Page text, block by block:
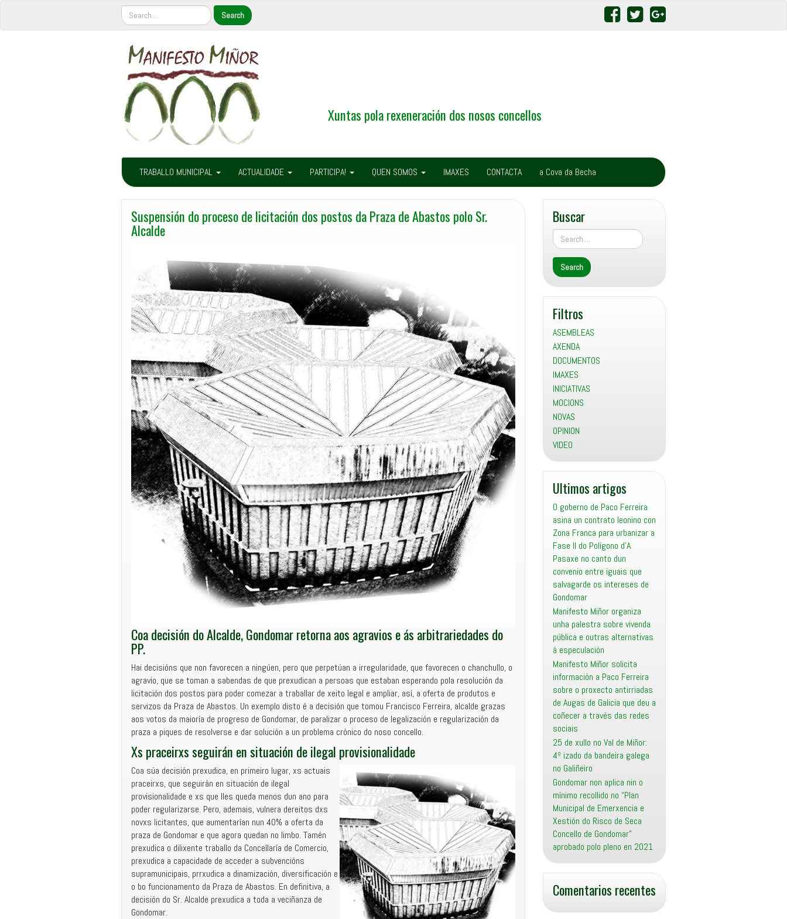
Xuntas pola rexeneración dos nosos concellos
TRABALLO MUNICIPAL ACTUALIDADE PARTICIPA! QUEN SOMOS IMAXES CONTACTA a Cova da Becha
Suspensión do proceso de licitación dos postos da Praza de Abastos polo Sr.
Alcalde
Coa decisión do Alcalde, Gondomar retorna aos agravios e ás arbitrariedades do
PP.
Hai decisións que non favorecen a ningúen, pero que perpetúan a irregularidade, que favorecen o chanchullo, o
agravio, que se toman a sabendas de que prexudican a persoas que estaban esperando pola resolución da
licitación dos postos para poder comezar a traballar de xeito legal e ampliar, así, a oferta de produtos e
servizos da Praza de Abastos. Un exemplo disto é a decisión que tomou Francisco Ferreira, alcalde grazas
aos votos da maioría de progreso de Gondomar, de paralizar o proceso de legalización e regularización da
praza a piques de resolverse e dar solución a un problema crónico do noso concello.
Xs praceirxs seguirán en situación de ilegal provisionalidade
Coa súa decisión prexudica, en primeiro lugar, xs actuais
praceirxs, que seguirán en situación de ilegal
provisionalidade e xs que lles queda menos dun ano para
poder regularizarse. Pero, ademais, vulnera dereitos dxs
novxs licitantes, que aumentarían nun 40% a oferta da
praza de Gondomar e que agora quedan no limbo. Tamén
prexudica o dilixente traballo da Concellaría de Comercio,
prexudica a capacidade de acceder a subvencións
supramunicipais, prrxudica a dinamización, diversificación e
o bo funcionamento da Praza de Abastos. En definitiva, a
decisión do Sr. Alcalde prexudica a toda a veciñanza de
Gondomar.
Buscar
Filtros
ASEMBLEAS
AXENDA
DOCUMENTOS
IMAXES
INICIATIVAS
MOCIONS
NOVAS
OPINION
VIDEO
Ultimos artigos
O goberno de Paco Ferreira
asina un contrato leonino con
Zona Franca para urbanizar a
Fase II do Polígono d’A
Pasaxe no canto dun
convenio entre iguais que
salvagarde os intereses de
Gondomar
Manifesto Miñor organiza
unha palestra sobre vivenda
pública e outras alternativas
á especulación
Manifesto Miñor solicita
información a Paco Ferreira
sobre o proxecto antirriadas
de Augas de Galicia que deu a
coñecer a través das redes
sociais
25 de xullo no Val de Miñor:
4º izado da bandeira galega
no Galiñeiro
Gondomar non aplica nin o
mínimo recollido no “Plan
Municipal de Emerxencia e
Xestión do Risco de Seca
Concello de Gondomar”
aprobado polo pleno en 2021
Comentarios recentes